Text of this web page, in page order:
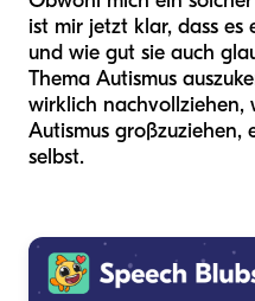
ist mir jetzt klar, dass es
und wie gut sie auch
Thema Autismus
wirklich nachvollziehen,
Autismus großzuziehen,
selbst.